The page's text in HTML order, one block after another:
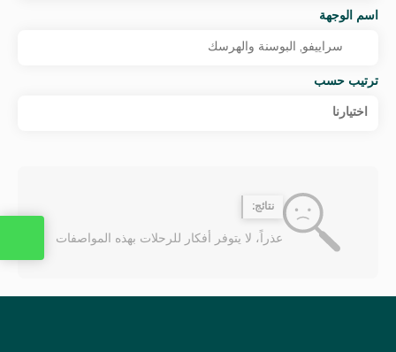
اسم الوجهة
ترتيب حسب
اختيارنا
نتائج:
عذراً، لا يتوفر أفكار للرحلات بهذه المواصفات